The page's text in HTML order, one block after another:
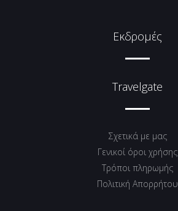
Εκδρομές
Travelgate
Σχετικά με μας
Γενικοί όροι χρήσης
Tρόποι πληρωμής
Πολιτική Απορρήτου